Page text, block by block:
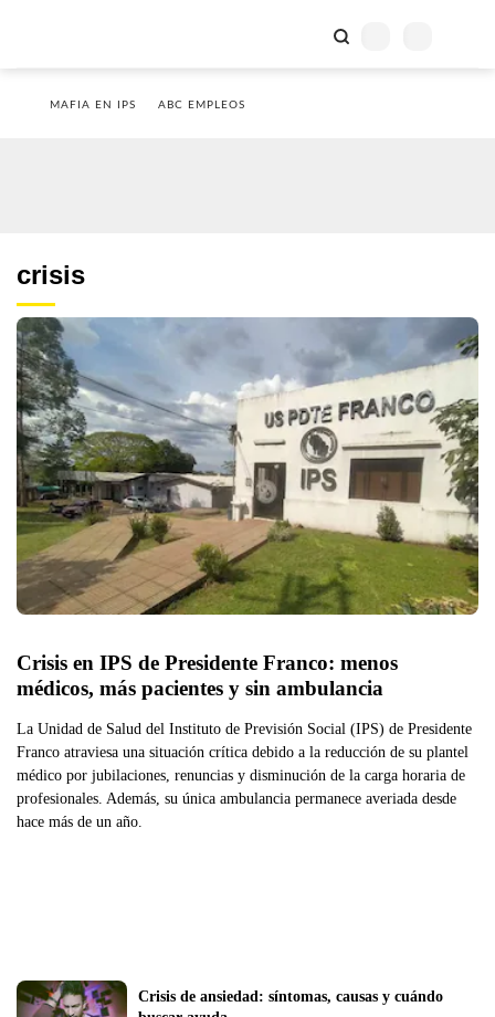
MAFIA EN IPS ABC EMPLEOS
crisis
Crisis en IPS de Presidente Franco: menos
médicos, más pacientes y sin ambulancia
La Unidad de Salud del Instituto de Previsión Social (IPS) de Presidente
Franco atraviesa una situación crítica debido a la reducción de su plantel
médico por jubilaciones, renuncias y disminución de la carga horaria de
profesionales. Además, su única ambulancia permanece averiada desde
hace más de un año.
Crisis de ansiedad: síntomas, causas y cuándo